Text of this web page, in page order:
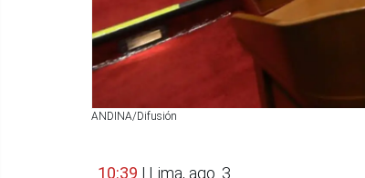
ANDINA/Difusión
10:39 | Lima, ago. 3.